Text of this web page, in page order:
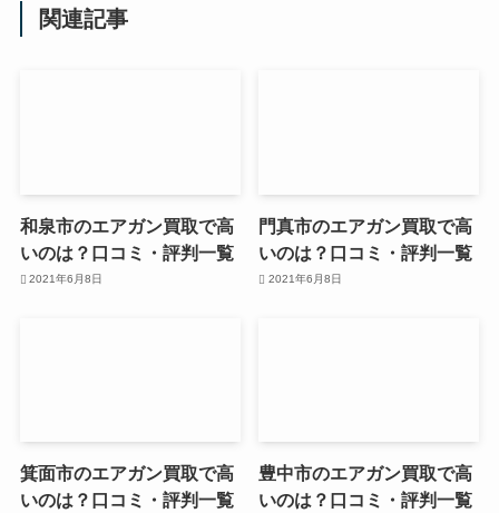
関連記事
和泉市のエアガン買取で高
いのは？口コミ・評判一覧
2021年6月8日
門真市のエアガン買取で高
いのは？口コミ・評判一覧
2021年6月8日
箕面市のエアガン買取で高
いのは？口コミ・評判一覧
豊中市のエアガン買取で高
いのは？口コミ・評判一覧